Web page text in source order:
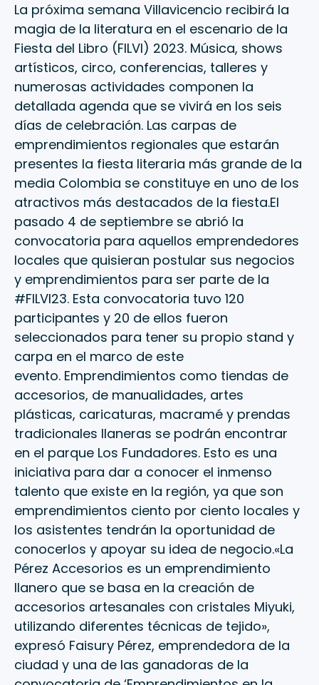
La próxima semana Villavicencio recibirá la
magia de la literatura en el escenario de la
Fiesta del Libro (FILVI) 2023. Música, shows
artísticos, circo, conferencias, talleres y
numerosas actividades componen la
detallada agenda que se vivirá en los seis
días de celebración. Las carpas de
emprendimientos regionales que estarán
presentes la fiesta literaria más grande de la
media Colombia se constituye en uno de los
atractivos más destacados de la fiesta.El
pasado 4 de septiembre se abrió la
convocatoria para aquellos emprendedores
locales que quisieran postular sus negocios
y emprendimientos para ser parte de la
#FILVI23. Esta convocatoria tuvo 120
participantes y 20 de ellos fueron
seleccionados para tener su propio stand y
carpa en el marco de este
evento. Emprendimientos como tiendas de
accesorios, de manualidades, artes
plásticas, caricaturas, macramé y prendas
tradicionales llaneras se podrán encontrar
en el parque Los Fundadores. Esto es una
iniciativa para dar a conocer el inmenso
talento que existe en la región, ya que son
emprendimientos ciento por ciento locales y
los asistentes tendrán la oportunidad de
conocerlos y apoyar su idea de negocio.«La
Pérez Accesorios es un emprendimiento
llanero que se basa en la creación de
accesorios artesanales con cristales Miyuki,
utilizando diferentes técnicas de tejido»,
expresó Faisury Pérez, emprendedora de la
ciudad y una de las ganadoras de la